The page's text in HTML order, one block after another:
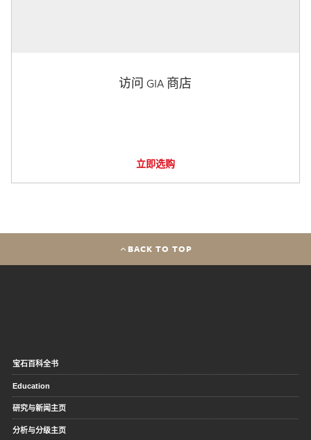
访问 GIA 商店
立即选购
BACK TO TOP
宝石百科全书
Education
研究与新闻主页
分析与分级主页